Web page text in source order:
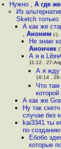
Нужно ,А где
Из
Sketch только
А как же
, Аноним (-),
Не знаю
Анончик
А я в
11:12 , 27-
А я жду
16:14 ,
Что
А как же
Ну так
случае без
kai3341 ты
по
Ебобо
которые